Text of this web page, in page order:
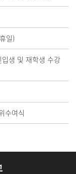
일)
생 및 재학생 수강
수여식